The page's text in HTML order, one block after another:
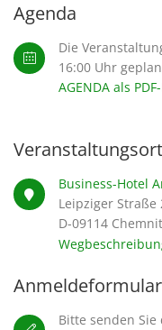
Agenda
Die
16:00 Uhr
AGENDA als
Veranstaltungsort
Business-Hotel
Leipziger Straße
D-09114
Anmeldeformular
Bitte senden